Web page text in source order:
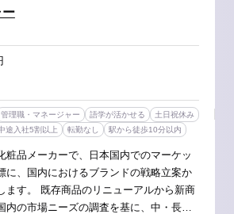
ー
管理職・マネージャー 語学が活かせる
土日祝休み
途入社5割以上 転勤なし 駅から徒歩10分以内
粧品メーカーで、日本国内でのマーケッ
に、国内におけるブランドの戦略立案か
ます。 既存商品のリニューアルから新商
内の市場ニーズの調査を基に、中・長期